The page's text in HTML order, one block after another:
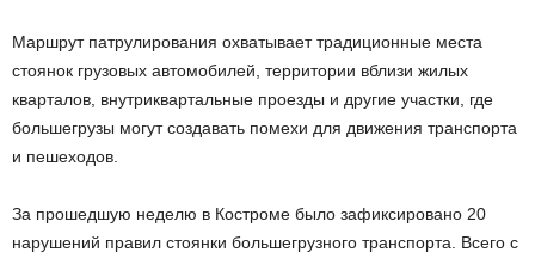
Маршрут патрулирования охватывает традиционные места
стоянок грузовых автомобилей, территории вблизи жилых
кварталов, внутриквартальные проезды и другие участки, где
большегрузы могут создавать помехи для движения транспорта
и пешеходов.
За прошедшую неделю в Костроме было зафиксировано 20
нарушений правил стоянки большегрузного транспорта. Всего с